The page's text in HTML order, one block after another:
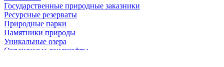
Государственные природные заказники
Ресурсные резерваты
Природные парки
Памятники природы
Уникальные озера
Охраняемые ландшафты